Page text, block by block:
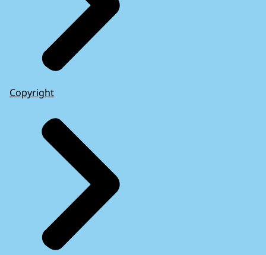
Copyright